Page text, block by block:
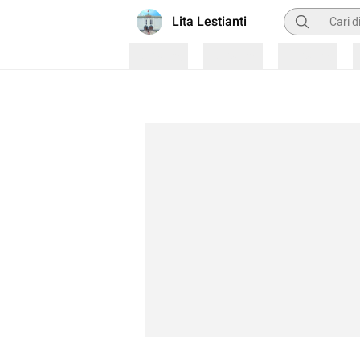
Lita Lestianti Pencarian